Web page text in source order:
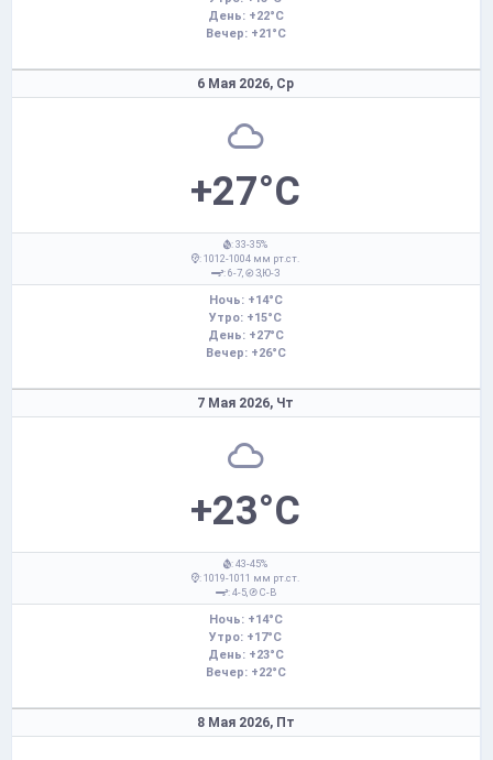
День: +22°C
Вечер: +21°C
6 Мая 2026, Ср
+27°C
: 33-35%
: 1012-1004 мм рт.ст.
: 6-7,
З,Ю-З
Ночь: +14°C
Утро: +15°C
День: +27°C
Вечер: +26°C
7 Мая 2026, Чт
+23°C
: 43-45%
: 1019-1011 мм рт.ст.
: 4-5,
С-В
Ночь: +14°C
Утро: +17°C
День: +23°C
Вечер: +22°C
8 Мая 2026, Пт